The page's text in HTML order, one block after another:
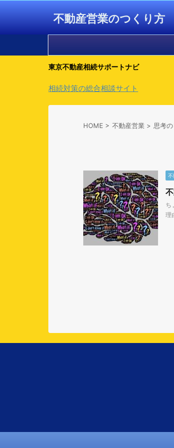
不動産営業のつくり方
東京不動産相続サポートナビ
相続対策の総合相談サイト
HOME > 不動産営業 > 思考
不
ち
理